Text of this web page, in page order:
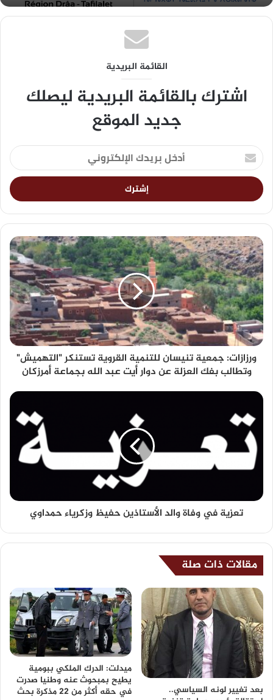
القائمة البريدية
اشترك بالقائمة البريدية ليصلك
جديد الموقع
ورزازات: جمعية تنيسان للتنمية القروية تستنكر "التهميش"
وتطالب بفك العزلة عن دوار أيت عبد الله بجماعة أمرزكان
تعزية في وفاة والد الأستاذين حفيظ وزكرياء حمداوي
مقالات ذات صلة
بعد تغيير لونه السياسي..
ميدلت: الدرك الملكي ببومية
يطيح بمبحوث عنه وطنيا صدرت
في حقه أكثر من 22 مذكرة بحث